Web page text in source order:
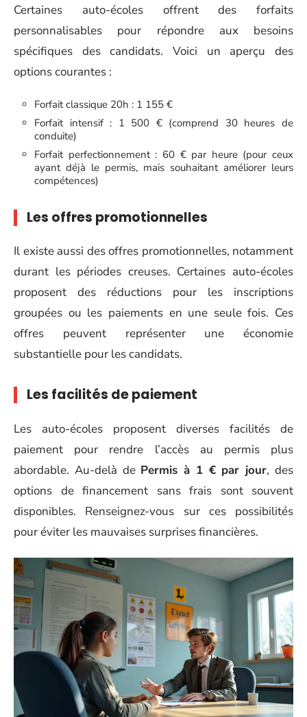
Certaines auto-écoles offrent des forfaits
personnalisables pour répondre aux besoins
spécifiques des candidats. Voici un aperçu des
options courantes :
Forfait classique 20h : 1 155 €
Forfait intensif : 1 500 € (comprend 30 heures de
conduite)
Forfait perfectionnement : 60 € par heure (pour ceux
ayant déjà le permis, mais souhaitant améliorer leurs
compétences)
Les offres promotionnelles
Il existe aussi des offres promotionnelles, notamment
durant les périodes creuses. Certaines auto-écoles
proposent des réductions pour les inscriptions
groupées ou les paiements en une seule fois. Ces
offres peuvent représenter une économie
substantielle pour les candidats.
Les facilités de paiement
Les auto-écoles proposent diverses facilités de
paiement pour rendre l’accès au permis plus
abordable. Au-delà de Permis à 1 € par jour, des
options de financement sans frais sont souvent
disponibles. Renseignez-vous sur ces possibilités
pour éviter les mauvaises surprises financières.